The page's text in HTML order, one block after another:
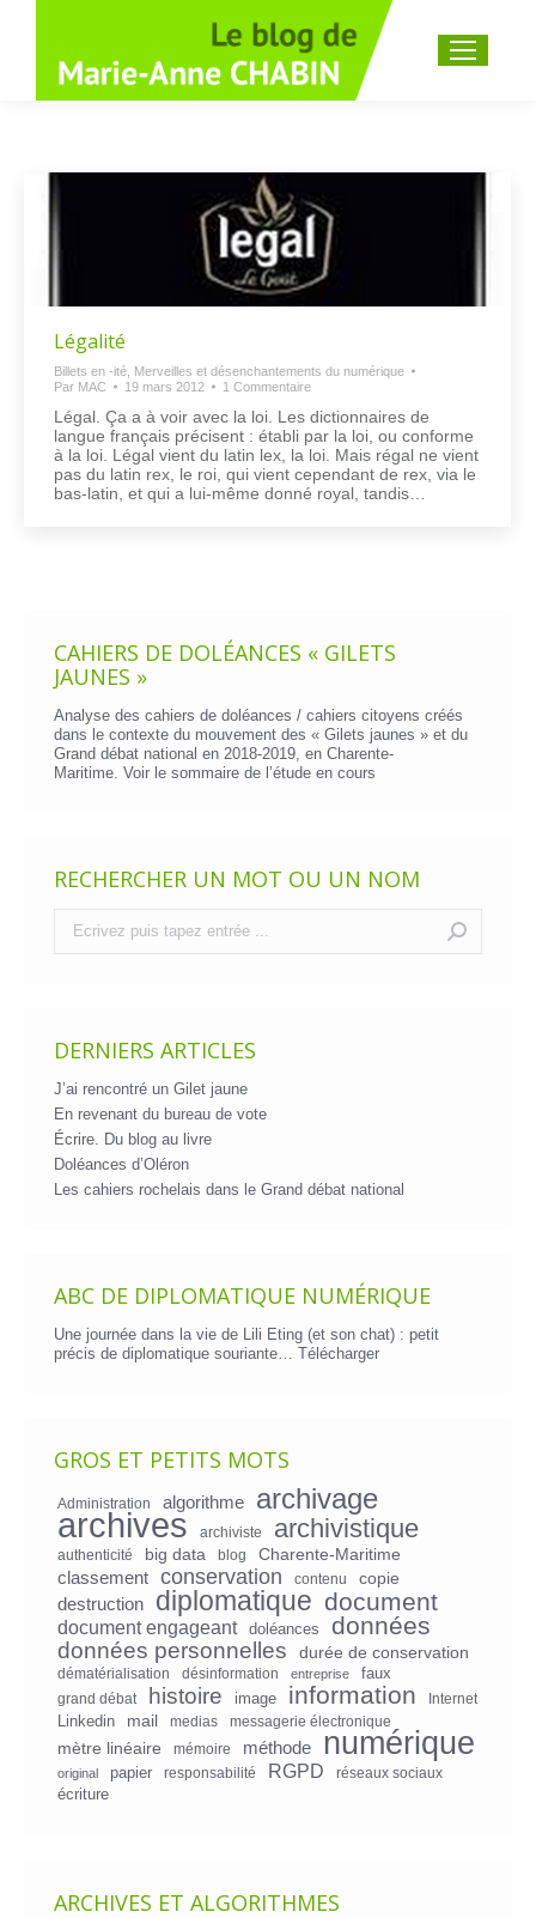
Recherche
Légalité
Billets en -ité Merveilles et désenchantements du numérique
Par MAC 19 mars 2012 1 Commentaire
Légal. Ça a à voir avec la loi. Les dictionnaires de
langue français précisent : établi par la loi, ou conforme
à la loi. Légal vient du latin lex, la loi. Mais régal ne vient
pas du latin rex, le roi, qui vient cependant de rex, via le
bas-latin, et qui a lui-même donné royal, tandis…
CAHIERS DE DOLÉANCES « GILETS
JAUNES »
Analyse des cahiers de doléances / cahiers citoyens créés
dans le contexte du mouvement des « Gilets jaunes » et du
Grand débat national en 2018-2019, en Charente-
Maritime. Voir le sommaire de l’étude en cours
RECHERCHER UN MOT OU UN NOM
DERNIERS ARTICLES
J’ai rencontré un Gilet jaune
En revenant du bureau de vote
Écrire. Du blog au livre
Doléances d’Oléron
Les cahiers rochelais dans le Grand débat national
ABC DE DIPLOMATIQUE NUMÉRIQUE
Une journée dans la vie de Lili Eting (et son chat) : petit
précis de diplomatique souriante… Télécharger
GROS ET PETITS MOTS
Administration algorithme archivage
archives archiviste archivistique
authenticité big data blog
Charente-Maritime
classement
conservation contenu
copie
destruction
diplomatique document
document engageant doléances données
données personnelles durée de conservation
dématérialisation désinformation entreprise faux
grand débat histoire image information Internet
Linkedin mail medias messagerie électronique
mètre linéaire mémoire méthode numérique
original papier responsabilité RGPD réseaux sociaux
écriture
ARCHIVES ET ALGORITHMES